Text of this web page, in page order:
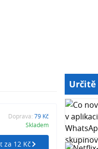
Doprava: 79 Kč
Skladem
za 12 Kč